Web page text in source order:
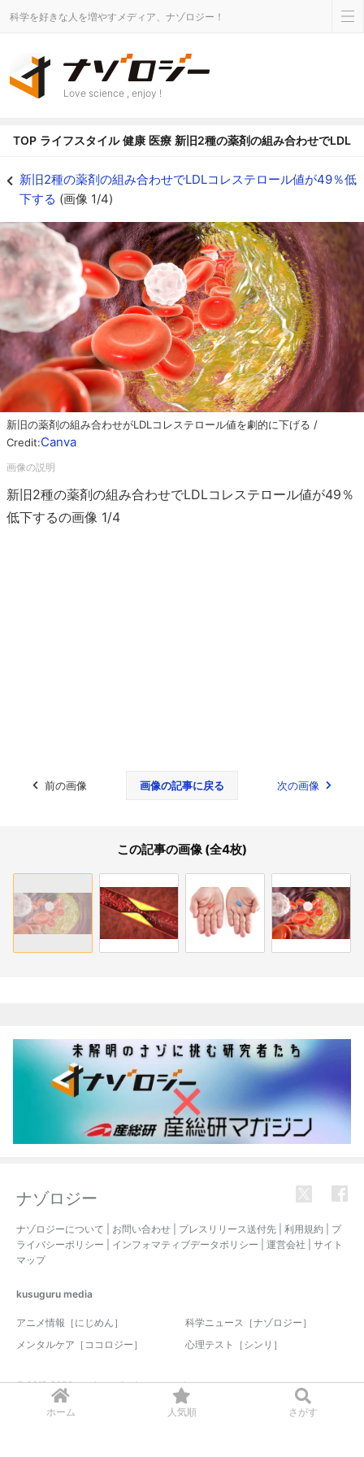
ホーム 人気順 さがす
科学を好きな人を増やすメディア、ナゾロジー！
Love science , enjoy !
TOP ライフスタイル 健康 医療 新旧2種の薬剤の組み合わせでLDL
新旧2種の薬剤の組み合わせでLDLコレステロール値が49％低
下する (画像 1/4)
新旧の薬剤の組み合わせがLDLコレステロール値を劇的に下げる /
Credit:Canva
新旧2種の薬剤の組み合わせでLDLコレステロール値が49％
低下するの画像 1/4
前の画像 画像の記事に戻る 次の画像
この記事の画像 (全4枚)
ナゾロジー
ナゾロジーについて お問い合わせ プレスリリース送付先 利用規約
プ
ライバシーポリシー
インフォマティブデータポリシー 運営会社
サイト
マップ
kusuguru media
アニメ情報［にじめん］
科学ニュース［ナゾロジー］
メンタルケア［ココロジー］
心理テスト［シンリ］
© 2017-2026 nazology. all rights reserved.